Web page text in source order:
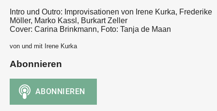
Intro und Outro: Improvisationen von Irene Kurka, Frederike
Möller, Marko Kassl, Burkart Zeller
Cover: Carina Brinkmann, Foto: Tanja de Maan
von und mit Irene Kurka
Abonnieren